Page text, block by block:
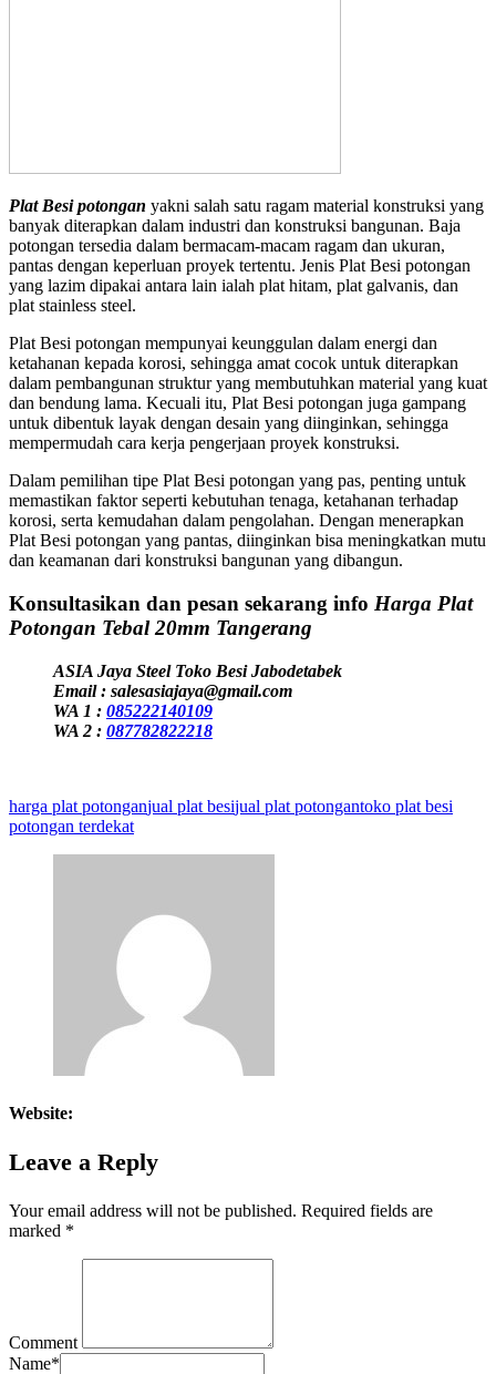
Plat Besi potongan yakni salah satu ragam material konstruksi yang
banyak diterapkan dalam industri dan konstruksi bangunan. Baja
potongan tersedia dalam bermacam-macam ragam dan ukuran,
pantas dengan keperluan proyek tertentu. Jenis Plat Besi potongan
yang lazim dipakai antara lain ialah plat hitam, plat galvanis, dan
plat stainless steel.
Plat Besi potongan mempunyai keunggulan dalam energi dan
ketahanan kepada korosi, sehingga amat cocok untuk diterapkan
dalam pembangunan struktur yang membutuhkan material yang kuat
dan bendung lama. Kecuali itu, Plat Besi potongan juga gampang
untuk dibentuk layak dengan desain yang diinginkan, sehingga
mempermudah cara kerja pengerjaan proyek konstruksi.
Dalam pemilihan tipe Plat Besi potongan yang pas, penting untuk
memastikan faktor seperti kebutuhan tenaga, ketahanan terhadap
korosi, serta kemudahan dalam pengolahan. Dengan menerapkan
Plat Besi potongan yang pantas, diinginkan bisa meningkatkan mutu
dan keamanan dari konstruksi bangunan yang dibangun.
Konsultasikan dan pesan sekarang info Harga Plat
Potongan Tebal 20mm Tangerang
ASIA Jaya Steel Toko Besi Jabodetabek
Email : salesasiajaya@gmail.com
WA 1 : 085222140109
WA 2 : 087782822218
harga plat potonganjual plat besijual plat potongantoko plat besi
potongan terdekat
Website:
Leave a Reply
Your email address will not be published. Required fields are
marked *
Comment
Name*